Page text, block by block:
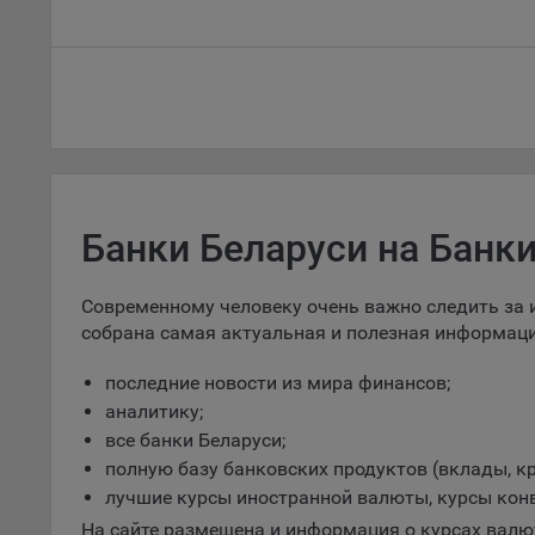
для
Банки Беларуси на
Современному человеку очень важно следить
собрана самая актуальная и полезная
последние новости из мира финансов;
аналитику;
все банки Беларуси;
полную базу банковских продуктов (вклады,
лучшие курсы иностранной валюты, курсы
На сайте размещена и информация о курсах